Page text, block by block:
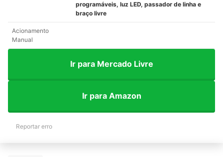
programáveis, luz LED, passador de linha e
braço livre
Acionamento
Manual
Ir para Mercado Livre
Ir para Amazon
Reportar erro